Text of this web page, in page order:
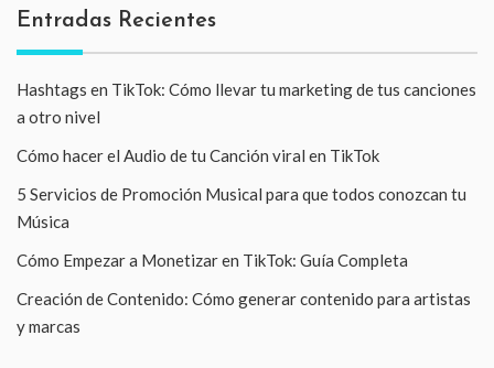
Entradas Recientes
Hashtags en TikTok: Cómo llevar tu marketing de tus canciones
a otro nivel
Cómo hacer el Audio de tu Canción viral en TikTok
5 Servicios de Promoción Musical para que todos conozcan tu
Música
Cómo Empezar a Monetizar en TikTok: Guía Completa
Creación de Contenido: Cómo generar contenido para artistas
y marcas